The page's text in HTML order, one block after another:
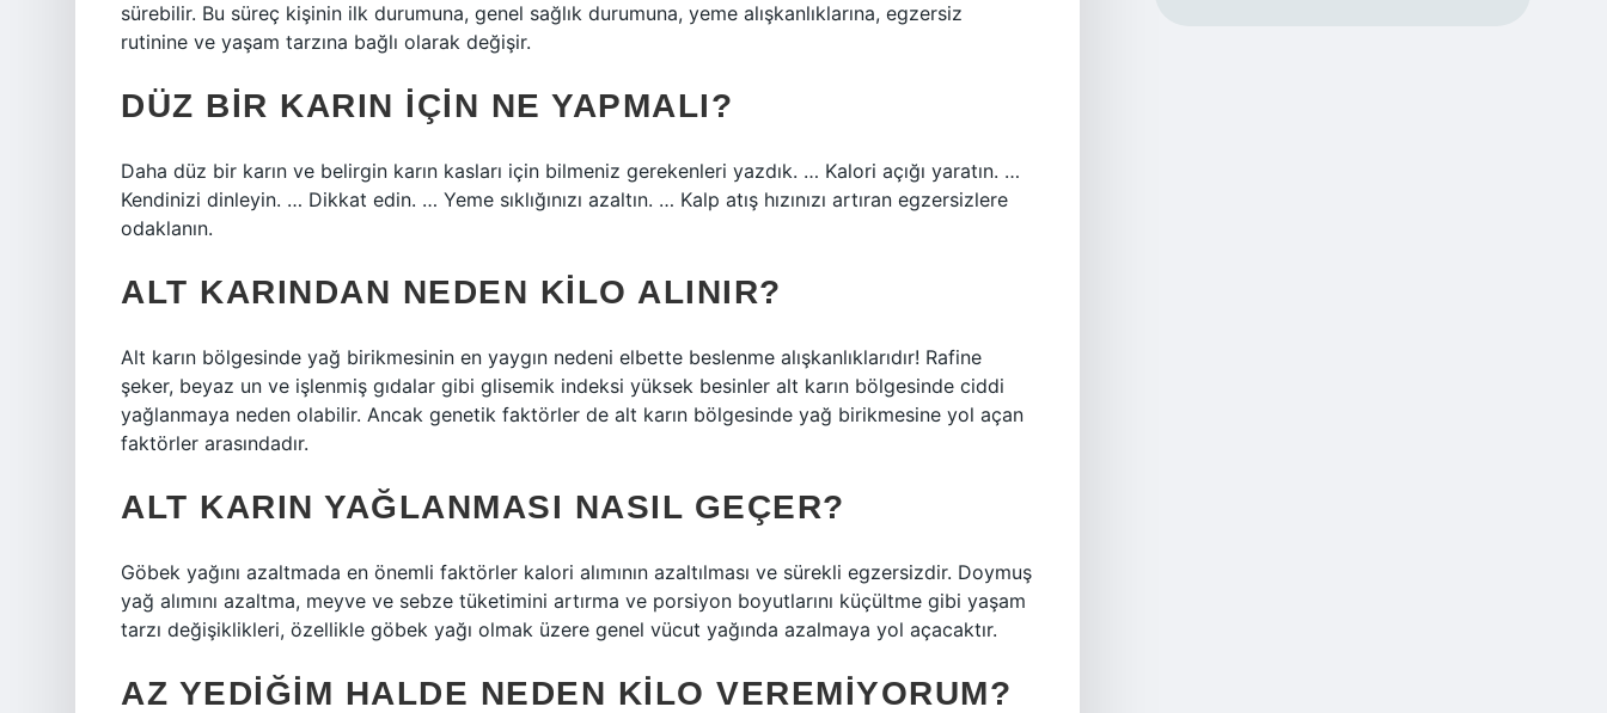
sürebilir. Bu süreç kişinin ilk durumuna, genel sağlık durumuna, yeme alışkanlıklarına, egzersiz
rutinine ve yaşam tarzına bağlı olarak değişir.
DÜZ BIR KARIN IÇIN NE YAPMALI?
Daha düz bir karın ve belirgin karın kasları için bilmeniz gerekenleri yazdık. … Kalori açığı yaratın. …
Kendinizi dinleyin. … Dikkat edin. … Yeme sıklığınızı azaltın. … Kalp atış hızınızı artıran egzersizlere
odaklanın.
ALT KARINDAN NEDEN KILO ALINIR?
Alt karın bölgesinde yağ birikmesinin en yaygın nedeni elbette beslenme alışkanlıklarıdır! Rafine
şeker, beyaz un ve işlenmiş gıdalar gibi glisemik indeksi yüksek besinler alt karın bölgesinde ciddi
yağlanmaya neden olabilir. Ancak genetik faktörler de alt karın bölgesinde yağ birikmesine yol açan
faktörler arasındadır.
ALT KARIN YAĞLANMASI NASIL GEÇER?
Göbek yağını azaltmada en önemli faktörler kalori alımının azaltılması ve sürekli egzersizdir. Doymuş
yağ alımını azaltma, meyve ve sebze tüketimini artırma ve porsiyon boyutlarını küçültme gibi yaşam
tarzı değişiklikleri, özellikle göbek yağı olmak üzere genel vücut yağında azalmaya yol açacaktır.
AZ YEDIĞIM HALDE NEDEN KILO VEREMIYORUM?